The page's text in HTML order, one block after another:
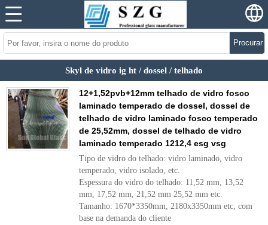
Procurar
Skyl de vidro ig ht / dossel / telhado
12+1,52pvb+12mm telhado de vidro fosco
laminado temperado de dossel, dossel de
telhado de vidro laminado fosco temperado
de 25,52mm, dossel de telhado de vidro
laminado temperado 1212,4 esg vsg
Tipo de vidro do telhado: vidro laminado, vidro
temperado, vidro isolado, etc.
Espessura do vidro do telhado: 11,52 mm, 13,52
mm, 17,52 mm, 21,52 mm 25,52 mm etc.
Tamanho: 1670*3350mm, 2180x3350mm etc, com
base na demanda do cliente